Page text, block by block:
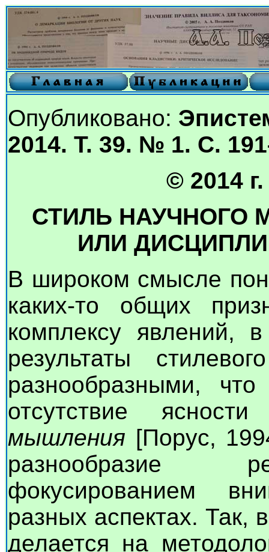
Опубликовано:
2014. Т. 39. № 1. С.
© 2014
СТИЛЬ НАУЧНОГО
ИЛИ
В широком смысле
каких-то общих
комплексу явлений,
результаты
разнообразными,
отсутствие
мышления [Порус,
разнообразие
фокусированием
разных аспектах. Так,
делается на